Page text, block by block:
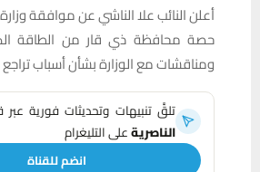
أعلن النائب علا الناشي عن موافقة
حصة محافظة ذي قار من الطاقة
ومناقشات مع الوزارة بشأن أسباب
تلقَّ تنبيهات وتحديثات فورية عبر
الناصريةعلى التليغرام
انضم للقناة